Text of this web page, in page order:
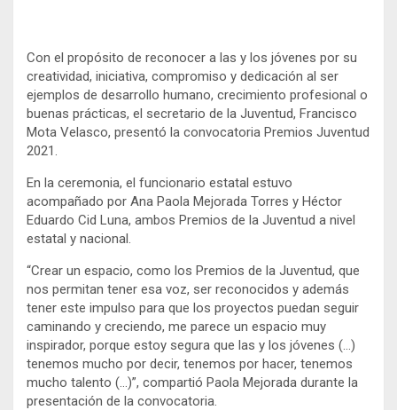
Con el propósito de reconocer a las y los jóvenes por su
creatividad, iniciativa, compromiso y dedicación al ser
ejemplos de desarrollo humano, crecimiento profesional o
buenas prácticas, el secretario de la Juventud, Francisco
Mota Velasco, presentó la convocatoria Premios Juventud
2021.
En la ceremonia, el funcionario estatal estuvo
acompañado por Ana Paola Mejorada Torres y Héctor
Eduardo Cid Luna, ambos Premios de la Juventud a nivel
estatal y nacional.
“Crear un espacio, como los Premios de la Juventud, que
nos permitan tener esa voz, ser reconocidos y además
tener este impulso para que los proyectos puedan seguir
caminando y creciendo, me parece un espacio muy
inspirador, porque estoy segura que las y los jóvenes (…)
tenemos mucho por decir, tenemos por hacer, tenemos
mucho talento (…)”, compartió Paola Mejorada durante la
presentación de la convocatoria.